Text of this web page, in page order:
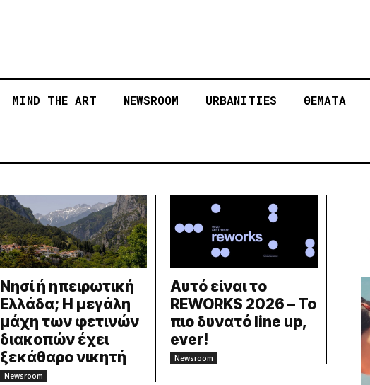
MIND THE ART NEWSROOM URBANITIES ΘΕΜΑΤΑ
Νησί ή ηπειρωτική
Ελλάδα; Η μεγάλη
μάχη των φετινών
διακοπών έχει
ξεκάθαρο νικητή
Newsroom
Αυτό είναι το
REWORKS 2026 – Το
πιο δυνατό line up,
ever!
Newsroom